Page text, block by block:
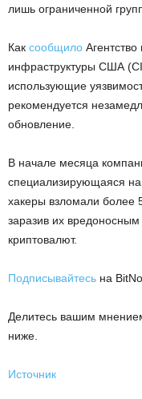
лишь ограниченной
Как сообщило
инфраструктуры США
использующие
рекомендуется
обновление.
В начале месяца
специализирующаяся
хакеры взломали более
заразив их
криптовалют.
Подписывайтесь на
Делитесь вашим
ниже.
Источник